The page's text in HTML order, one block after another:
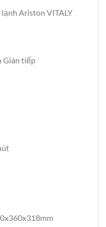
Ariston VITALY
Gián tiếp